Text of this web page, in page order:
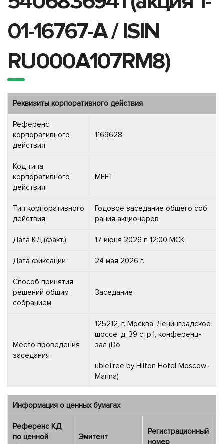
01-16767-A / ISIN
RU000A107RM8)
Реквизиты корпоративного действия
Референс
корпоративного
действия
1169628
Код типа
корпоративного
действия
MEET
Тип корпоративного
действия
Годовое заседание общего соб
рания акционеров
Дата КД (факт.) 17 июня 2026 г. 12:00 МСК
Дата фиксации 24 мая 2026 г.
Способ принятия
решений общим
собранием
Заседание
Место проведения
заседания
125212, г. Москва, Ленинградское
шоссе, д. 39 стр.1, конференц-
зал (Do
ubleTree by Hilton Hotel Moscow-
Marina)
Информация о ценных бумагах
Референс КД
по ценной
Эмитент
Регистрационный
номер